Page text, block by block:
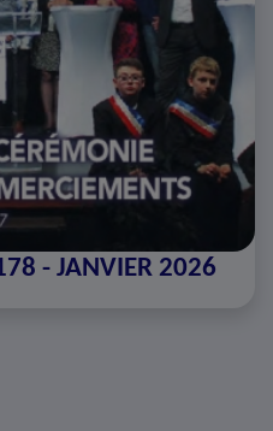
- JANVIER 2026